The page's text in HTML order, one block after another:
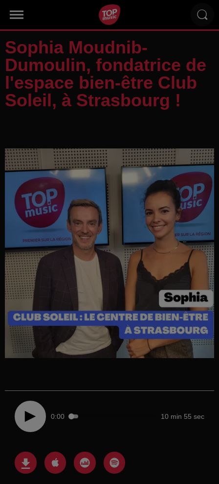
Sophia Moudnib-
Dumoulin, fondatrice de
l'espace bien-être Club
Soleil, à Strasbourg !
0:00 10 min 55 sec